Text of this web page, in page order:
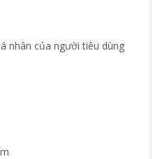
nhân của người tiêu dùng